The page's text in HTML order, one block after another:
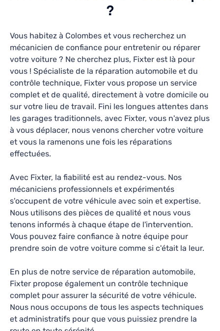
Ce qu’en disent nos clients
J'ai du changer mon rdv pris en ligne en
dernière minute, Monsieur était très
comprehensible au téléphone et a repris un rdv
sans discussion. Contrôle technique rapide,
ponctuel et service efficace. Malgré un incident
avec une cliente plutôt perturbée, qu'il a
finalement refusé à juste titre, Monsieur est
resté calme et professionnel.
Monika Moser — il y a un mois
10+
Réservations avec Fixter
10+
Années d'activité
GARAGE SOUSSI
TARIFS FIXTER
21, Rue Arsène Houssaye, Gennevilliers, 92230
Lundi-Vendredi: 09h00 - 17h00
Révision, Vidange, Diagnostic, Réparations
Collecte & restitution disponible
En savoir plus
Ce qu’en disent nos clients
?
Vous habitez à Colombes et vous recherchez un
mécanicien de confiance pour entretenir ou réparer
votre voiture ? Ne cherchez plus, Fixter est là pour
vous ! Spécialiste de la réparation automobile et du
contrôle technique, Fixter vous propose un service
complet et de qualité, directement à votre domicile ou
sur votre lieu de travail. Fini les longues attentes dans
les garages traditionnels, avec Fixter, vous n'avez plus
à vous déplacer, nous venons chercher votre voiture
et vous la ramenons une fois les réparations
effectuées.
Avec Fixter, la fiabilité est au rendez-vous. Nos
mécaniciens professionnels et expérimentés
s'occupent de votre véhicule avec soin et expertise.
Nous utilisons des pièces de qualité et nous vous
tenons informés à chaque étape de l'intervention.
Vous pouvez faire confiance à notre équipe pour
prendre soin de votre voiture comme si c'était la leur.
En plus de notre service de réparation automobile,
Fixter propose également un contrôle technique
complet pour assurer la sécurité de votre véhicule.
Nous nous occupons de tous les aspects techniques
et administratifs pour que vous puissiez prendre la